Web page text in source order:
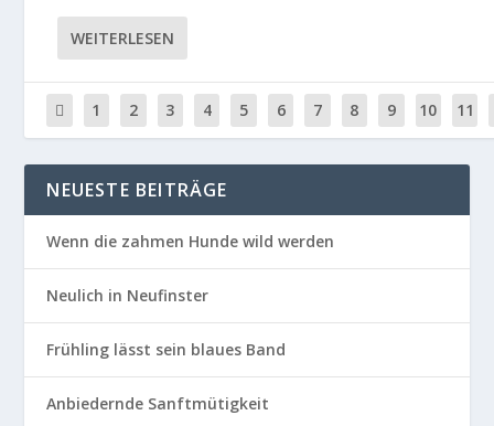
WEITERLESEN
1 2 3 4 5 6 7 8 9 10 11
NEUESTE BEITRÄGE
Wenn die zahmen Hunde wild werden
Neulich in Neufinster
Frühling lässt sein blaues Band
Anbiedernde Sanftmütigkeit